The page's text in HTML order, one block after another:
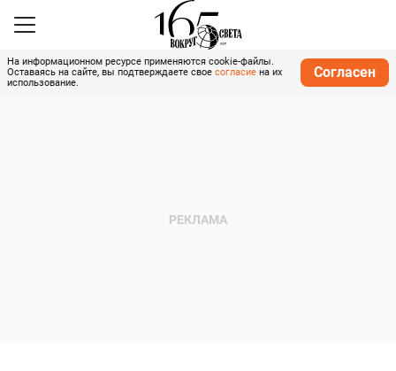
На информационном ресурсе применяются cookie-файлы.
Оставаясь на сайте, вы подтверждаете свое согласие на их
использование.
Согласен